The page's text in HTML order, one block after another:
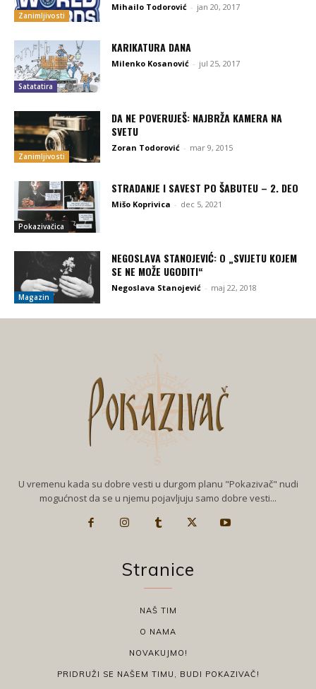
Zanimljivosti
Mihailo Todorović - jan 20, 2017
Satatatira
KARIKATURA DANA
Milenko Kosanović - jul 25, 2017
Zanimljivosti
DA NE POVERUJEŠ: NAJBRŽA KAMERA NA
SVETU
Zoran Todorović - mar 9, 2015
Pokazivačica
STRADANJE I SAVEST PO ŠABUTEU – 2. DEO
Mišo Koprivica - dec 5, 2021
Magazin
NEGOSLAVA STANOJEVIĆ: O „SVIJETU KOJEM
SE NE MOŽE UGODITI“
Negoslava Stanojević - maj 22, 2018
U vremenu kada su dobre vesti u durgom planu "Pokazivač" nudi
mogućnost da se u njemu pojavljuju samo dobre vesti...
Stranice
NAŠ TIM
O NAMA
NOVAKUJMO!
PRIDRUŽI SE NAŠEM TIMU, BUDI POKAZIVAČ!